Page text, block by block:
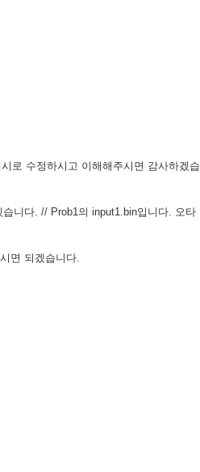
로 수정하시고 이해해주시면 감사하겠
니다. // Prob1의 input1.bin입니다. 오
면 되겠습니다.